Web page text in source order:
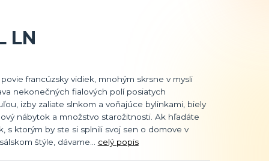
LN
povie francúzsky vidiek, mnohým skrsne v mysli
nekonečných fialových polí posiatych
izby zaliate slnkom a voňajúce bylinkami, biely
nábytok a množstvo starožitnosti. Ak hľadáte
s ktorým by ste si splnili svoj sen o domove v
štýle, dávame... celý popis